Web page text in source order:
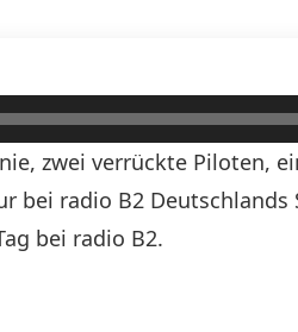
zwei verrückte Piloten,
bei radio B2 Deutschlands
bei radio B2.